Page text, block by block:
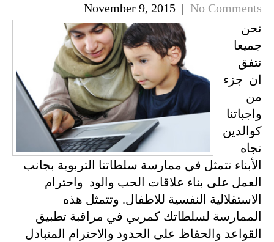
November 9, 2015 | No Comments
نحن
جميعا
نتفق
ان جزء
من
واجباتنا
كوالدين
تجاه
الأبناء تتمثل في ممارسة سلطاتنا التربوية بجانب
العمل على بناء علاقات الحب والود واحترام
الاستقلالية النفسية للاطفال. وتتمثل هذه
الممارسة لسلطاتك كمربي في مراقبة تطبيق
القواعد والحفاظ على الحدود والاحترام المتبادل